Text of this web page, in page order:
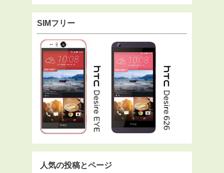
SIMフリー
人気の投稿とページ